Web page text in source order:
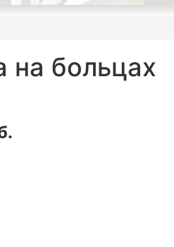
на больцах